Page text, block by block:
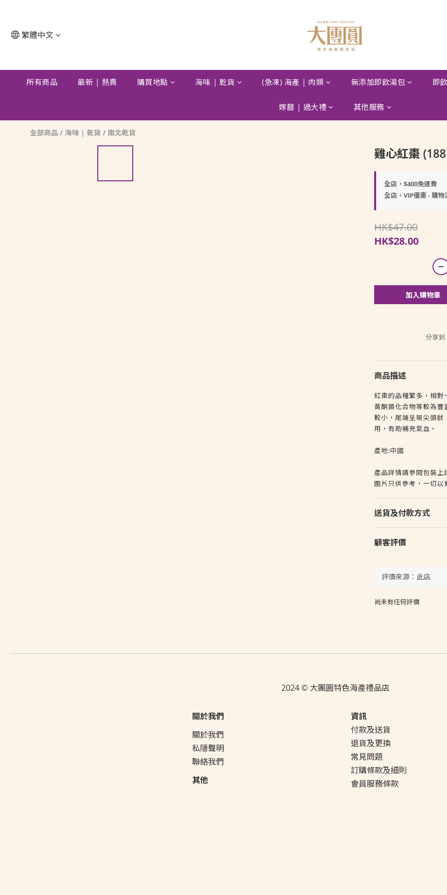
繁體中文
所有商品 最新 | 熱賣 購買地點 海味 | 乾貨 (急凍) 海產 | 肉類 無添加即飲湯包 即
嫁囍 | 過大禮 其他服務
全部商品 / 海味 | 乾貨 / 南北乾貨
雞心紅棗
全店，$400免運費
全店，VIP優惠 - 購
HK$47.00
HK$28.00
加入購物車
分享到
商品描述
紅棗的品種繁多，相對
黃酮類化合物等較為
較小，尾端呈現尖頭狀
用，有助補充氣血。
產地:中國
產品詳情請參閱包裝上
圖片只供參考，一切以
送貨及付款方式
顧客評價
尚未有任何評價
2024 © 大團圓特色海產禮品店
關於我們
關於我們
私隱聲明
聯絡我們
其他
資訊
付款及送貨
退貨及更換
常見問題
訂購條款及細則
會員服務條款